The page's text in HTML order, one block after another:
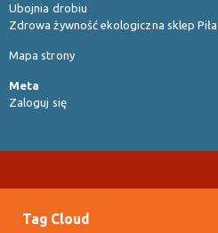
Ubojnia drobiu
Zdrowa żywność ekologiczna sklep Piła
Mapa strony
Meta
Zaloguj się
Tag Cloud